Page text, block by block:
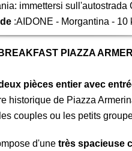
immettersi sull'autostrada
:AIDONE - Morgantina - 10
PIAZZA
pièces entier avec
historique de Piazza
couples ou les petits
d'une très spacieuse